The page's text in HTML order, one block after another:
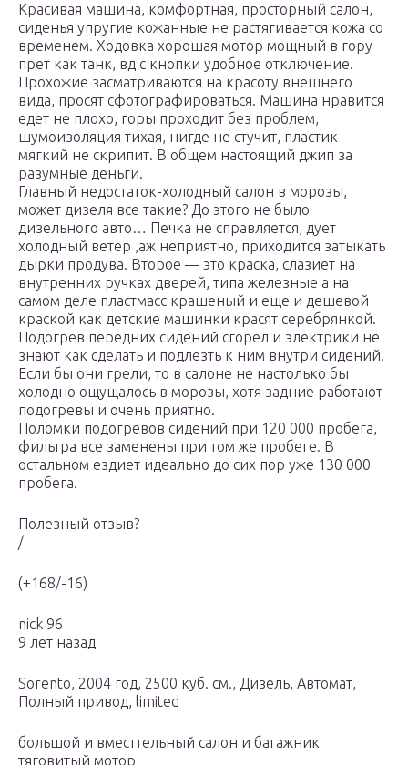
Красивая машина, комфортная, просторный салон,
сиденья упругие кожанные не растягивается кожа со
временем. Ходовка хорошая мотор мощный в гору
прет как танк, вд с кнопки удобное отключение.
Прохожие засматриваются на красоту внешнего
вида, просят сфотографироваться. Машина нравится
едет не плохо, горы проходит без проблем,
шумоизоляция тихая, нигде не стучит, пластик
мягкий не скрипит. В общем настоящий джип за
разумные деньги.
Главный недостаток-холодный салон в морозы,
может дизеля все такие? До этого не было
дизельного авто… Печка не справляется, дует
холодный ветер ,аж неприятно, приходится затыкать
дырки продува. Второе — это краска, слазиет на
внутренних ручках дверей, типа железные а на
самом деле пластмасс крашеный и еще и дешевой
краской как детские машинки красят серебрянкой.
Подогрев передних сидений сгорел и электрики не
знают как сделать и подлезть к ним внутри сидений.
Если бы они грели, то в салоне не настолько бы
холодно ощущалось в морозы, хотя задние работают
подогревы и очень приятно.
Поломки подогревов сидений при 120 000 пробега,
фильтра все заменены при том же пробеге. В
остальном ездиет идеально до сих пор уже 130 000
пробега.
Полезный отзыв?
/
(+168/-16)
nick 96
9 лет назад
Sorento, 2004 год, 2500 куб. см., Дизель, Автомат,
Полный привод, limited
большой и вместтельный салон и багажник
тяговитый мотор